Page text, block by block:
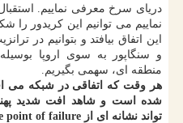
دریای سرخ معرفی نماییم.
نماییم می توانیم این کریدور را
این اتفاق بیافتد و بتوانیم در
و سنگاپور به سوی اروپا
منطقه ای، سهمی بگیریم.
هر وقت که اتفاقی در شبکه می
شده است و شاهد افت شدید
تواند نشانه ای از single point of failure در طراحی باشد؟